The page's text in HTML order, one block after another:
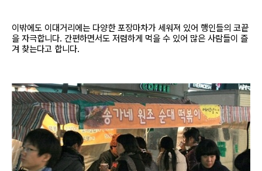
이밖에도 이대거리에는 다양한 포장마차가 세워져 있어 행인들의 코끝
을 자극합니다. 간편하면서도 저렴하게 먹을 수 있어 많은 사람들이 즐
겨 찾는다고 합니다.